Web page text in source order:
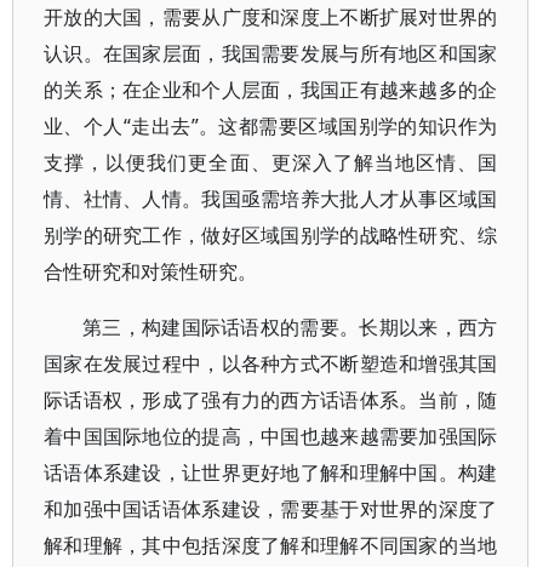
开放的大国，需要从广度和深度上不断扩展对世界的
认识。在国家层面，我国需要发展与所有地区和国家
的关系；在企业和个人层面，我国正有越来越多的企
业、个人“走出去”。这都需要区域国别学的知识作为
支撑，以便我们更全面、更深入了解当地区情、国
情、社情、人情。我国亟需培养大批人才从事区域国
别学的研究工作，做好区域国别学的战略性研究、综
合性研究和对策性研究。
第三，构建国际话语权的需要。长期以来，西方
国家在发展过程中，以各种方式不断塑造和增强其国
际话语权，形成了强有力的西方话语体系。当前，随
着中国国际地位的提高，中国也越来越需要加强国际
话语体系建设，让世界更好地了解和理解中国。构建
和加强中国话语体系建设，需要基于对世界的深度了
解和理解，其中包括深度了解和理解不同国家的当地